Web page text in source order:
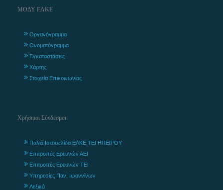
ΜΟΔΥ ΕΛΚΕ
Οργανόγραμμα
Ονοματόγραμμα
Εγκαταστάσεις
Χάρτης
Στοιχεία Επικοινωνίας
Χρήσιμοι Σύνδεσμοι
Παλιά Ιστοσελίδα ΕΛΚΕ ΤΕΙ ΗΠΕΙΡΟΥ
Επιτροπές Ερευνών ΑΕΙ
Επιτροπές Ερευνών ΤΕΙ
Υπηρεσίες Παν. Ιωαννίνων
Λεξικά